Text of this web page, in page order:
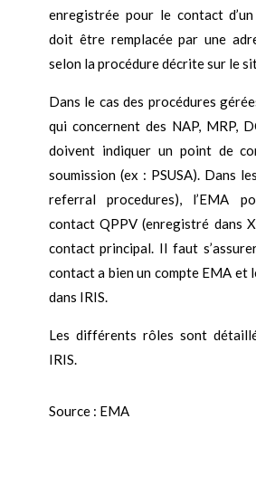
enregistrée pour le contact
doit être remplacée par une
selon la procédure décrite sur le
Dans le cas des procédures
qui concernent des NAP, MRP,
doivent indiquer un point de
soumission (ex : PSUSA). Dans
referral procedures), l’EMA
contact QPPV (enregistré dans
contact principal. Il faut
contact a bien un compte EMA et
dans IRIS.
Les différents rôles sont
IRIS.
Source : EMA